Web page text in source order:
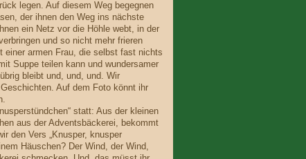
legen. Auf diesem Weg begegnen
der ihnen den Weg ins nächste
ein Netz vor die Höhle webt, in der
und so nicht mehr frieren
einer armen Frau, die selbst fast nichts
Suppe teilen kann und wundersamer
bleibt und, und, und. Wir
Auf dem Foto könnt ihr
statt: Aus der kleinen
aus der Adventsbäckerei, bekommt
den Vers „Knusper, knusper
Häuschen? Der Wind, der Wind,